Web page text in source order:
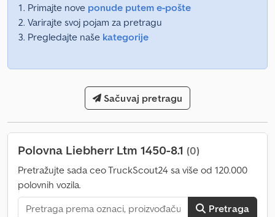
Primajte nove ponude putem e-pošte
Varirajte svoj pojam za pretragu
Pregledajte naše kategorije
Sačuvaj pretragu
Polovna Liebherr Ltm 1450-8.1 (0)
Pretražujte sada ceo TruckScout24 sa više od 120.000
polovnih vozila.
Pretraga